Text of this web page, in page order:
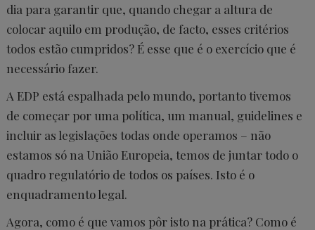
dia para garantir que, quando chegar a altura de
colocar aquilo em produção, de facto, esses critérios
todos estão cumpridos? É esse que é o exercício que é
necessário fazer.
A EDP está espalhada pelo mundo, portanto tivemos
de começar por uma política, um manual, guidelines e
incluir as legislações todas onde operamos – não
estamos só na União Europeia, temos de juntar todo o
quadro regulatório de todos os países. Isto é o
enquadramento legal.
Agora, como é que vamos pôr isto na prática? Como é